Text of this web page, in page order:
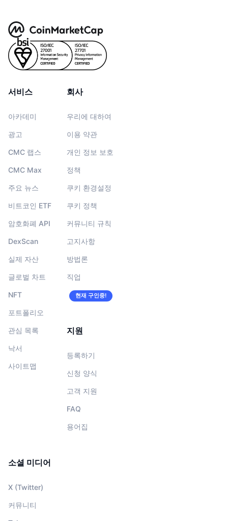
서비스
아카데미
광고
CMC 랩스
CMC Max
주요 뉴스
비트코인 ETF
암호화폐 API
DexScan
실제 자산
글로벌 차트
NFT
포트폴리오
관심 목록
낙서
사이트맵
회사
우리에 대하여
이용 약관
개인 정보 보호
정책
쿠키 환경설정
쿠키 정책
커뮤니티 규칙
고지사항
방법론
직업
현재 구인중!
지원
등록하기
신청 양식
고객 지원
FAQ
용어집
소셜 미디어
X (Twitter)
커뮤니티